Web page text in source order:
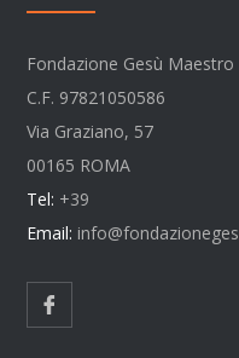
Fondazione Gesù Maestro
C.F. 97821050586
Via Graziano, 57
00165 ROMA
Tel: +39
Email: